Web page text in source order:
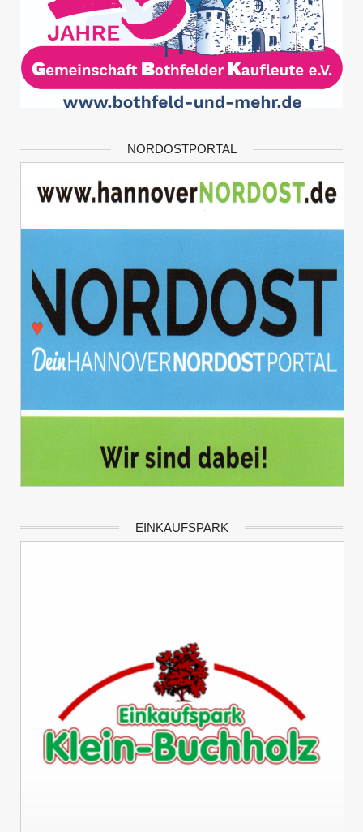
NORDOSTPORTAL
EINKAUFSPARK